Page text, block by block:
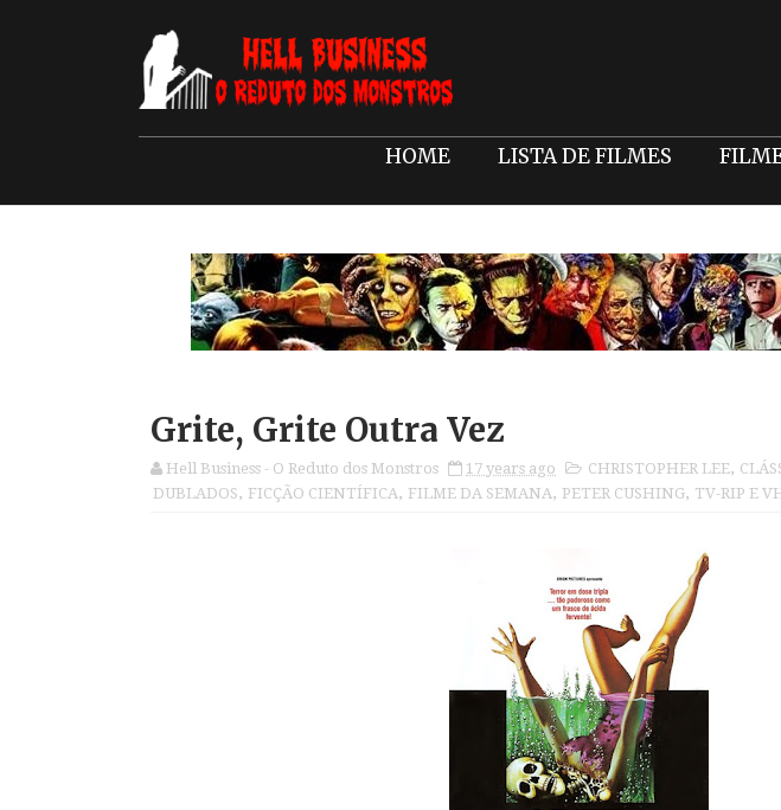
HOME LISTA DE FILMES
Grite, Grite Outra Vez
Hell Business - O Reduto dos Monstros 17 years ago CHRISTOPHER LEE,
DUBLADOS, FICÇÃO CIENTÍFICA, FILME DA SEMANA, PETER CUSHING, TV-RIP E